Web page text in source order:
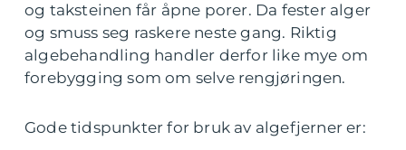
og taksteinen får åpne porer. Da fester alger
og smuss seg raskere neste gang. Riktig
algebehandling handler derfor like mye om
forebygging som om selve rengjøringen.
Gode tidspunkter for bruk av algefjerner er: